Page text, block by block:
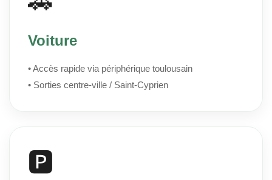
Voiture
• Accès rapide via périphérique toulousain
• Sorties centre-ville / Saint-Cyprien
🅿️